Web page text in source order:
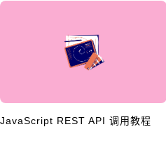
JavaScript REST API 调用教程